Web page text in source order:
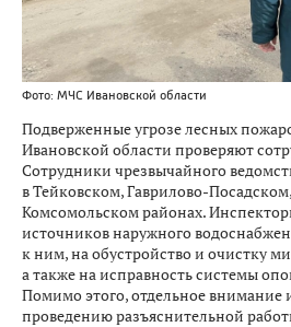
Фото: МЧС Ивановской области
Подверженные угрозе лесных
Ивановской области проверяют
Сотрудники чрезвычайного
в Тейковском, Гаврилово-
Комсомольском районах.
источников наружного
к ним, на обустройство и очистку
а также на исправность системы
Помимо этого, отдельное внимание
проведению разъяснительной